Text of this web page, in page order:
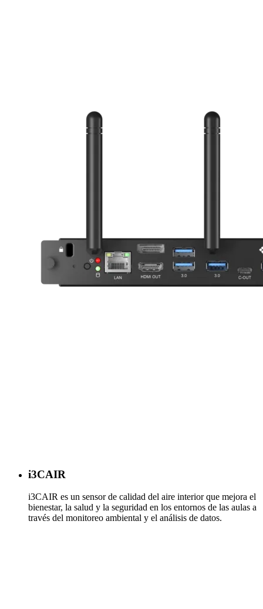
i3CAIR
i3CAIR es un sensor de calidad del aire interior que mejora el
bienestar, la salud y la seguridad en los entornos de las aulas a
través del monitoreo ambiental y el análisis de datos.